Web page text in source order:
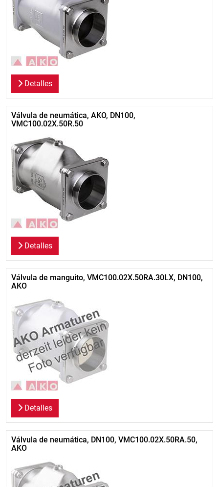
Detalles
Válvula de neumática, AKO, DN100,
VMC100.02X.50R.50
Detalles
Válvula de manguito, VMC100.02X.50RA.30LX, DN100,
AKO
Detalles
Válvula de neumática, DN100, VMC100.02X.50RA.50,
AKO